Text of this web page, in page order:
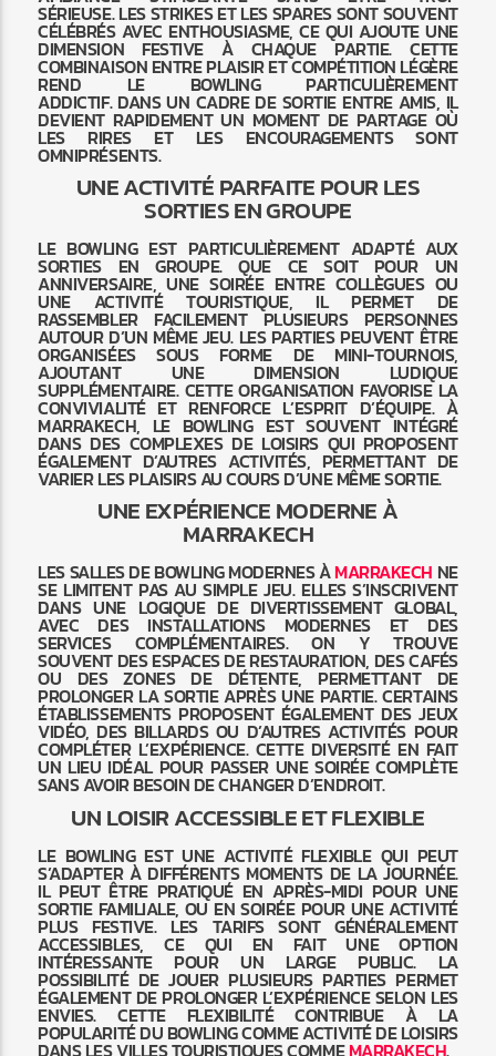
SÉRIEUSE. LES STRIKES ET LES SPARES SONT SOUVENT
CÉLÉBRÉS AVEC ENTHOUSIASME, CE QUI AJOUTE UNE
DIMENSION FESTIVE À CHAQUE PARTIE. CETTE
COMBINAISON ENTRE PLAISIR ET COMPÉTITION LÉGÈRE
REND LE BOWLING PARTICULIÈREMENT
ADDICTIF. DANS UN CADRE DE SORTIE ENTRE AMIS, IL
DEVIENT RAPIDEMENT UN MOMENT DE PARTAGE OÙ
LES RIRES ET LES ENCOURAGEMENTS SONT
OMNIPRÉSENTS.
UNE ACTIVITÉ PARFAITE POUR LES
SORTIES EN GROUPE
LE BOWLING EST PARTICULIÈREMENT ADAPTÉ AUX
SORTIES EN GROUPE. QUE CE SOIT POUR UN
ANNIVERSAIRE, UNE SOIRÉE ENTRE COLLÈGUES OU
UNE ACTIVITÉ TOURISTIQUE, IL PERMET DE
RASSEMBLER FACILEMENT PLUSIEURS PERSONNES
AUTOUR D’UN MÊME JEU. LES PARTIES PEUVENT ÊTRE
ORGANISÉES SOUS FORME DE MINI-TOURNOIS,
AJOUTANT UNE DIMENSION LUDIQUE
SUPPLÉMENTAIRE. CETTE ORGANISATION FAVORISE LA
CONVIVIALITÉ ET RENFORCE L’ESPRIT D’ÉQUIPE. À
MARRAKECH, LE BOWLING EST SOUVENT INTÉGRÉ
DANS DES COMPLEXES DE LOISIRS QUI PROPOSENT
ÉGALEMENT D’AUTRES ACTIVITÉS, PERMETTANT DE
VARIER LES PLAISIRS AU COURS D’UNE MÊME SORTIE.
UNE EXPÉRIENCE MODERNE À
MARRAKECH
LES SALLES DE BOWLING MODERNES ÀMARRAKECH NE
SE LIMITENT PAS AU SIMPLE JEU. ELLES S’INSCRIVENT
DANS UNE LOGIQUE DE DIVERTISSEMENT GLOBAL,
AVEC DES INSTALLATIONS MODERNES ET DES
SERVICES COMPLÉMENTAIRES. ON Y TROUVE
SOUVENT DES ESPACES DE RESTAURATION, DES CAFÉS
OU DES ZONES DE DÉTENTE, PERMETTANT DE
PROLONGER LA SORTIE APRÈS UNE PARTIE. CERTAINS
ÉTABLISSEMENTS PROPOSENT ÉGALEMENT DES JEUX
VIDÉO, DES BILLARDS OU D’AUTRES ACTIVITÉS POUR
COMPLÉTER L’EXPÉRIENCE. CETTE DIVERSITÉ EN FAIT
UN LIEU IDÉAL POUR PASSER UNE SOIRÉE COMPLÈTE
SANS AVOIR BESOIN DE CHANGER D’ENDROIT.
UN LOISIR ACCESSIBLE ET FLEXIBLE
LE BOWLING EST UNE ACTIVITÉ FLEXIBLE QUI PEUT
S’ADAPTER À DIFFÉRENTS MOMENTS DE LA JOURNÉE.
IL PEUT ÊTRE PRATIQUÉ EN APRÈS-MIDI POUR UNE
SORTIE FAMILIALE, OU EN SOIRÉE POUR UNE ACTIVITÉ
PLUS FESTIVE. LES TARIFS SONT GÉNÉRALEMENT
ACCESSIBLES, CE QUI EN FAIT UNE OPTION
INTÉRESSANTE POUR UN LARGE PUBLIC. LA
POSSIBILITÉ DE JOUER PLUSIEURS PARTIES PERMET
ÉGALEMENT DE PROLONGER L’EXPÉRIENCE SELON LES
ENVIES. CETTE FLEXIBILITÉ CONTRIBUE À LA
POPULARITÉ DU BOWLING COMME ACTIVITÉ DE LOISIRS
DANS LES VILLES TOURISTIQUES COMMEMARRAKECH.